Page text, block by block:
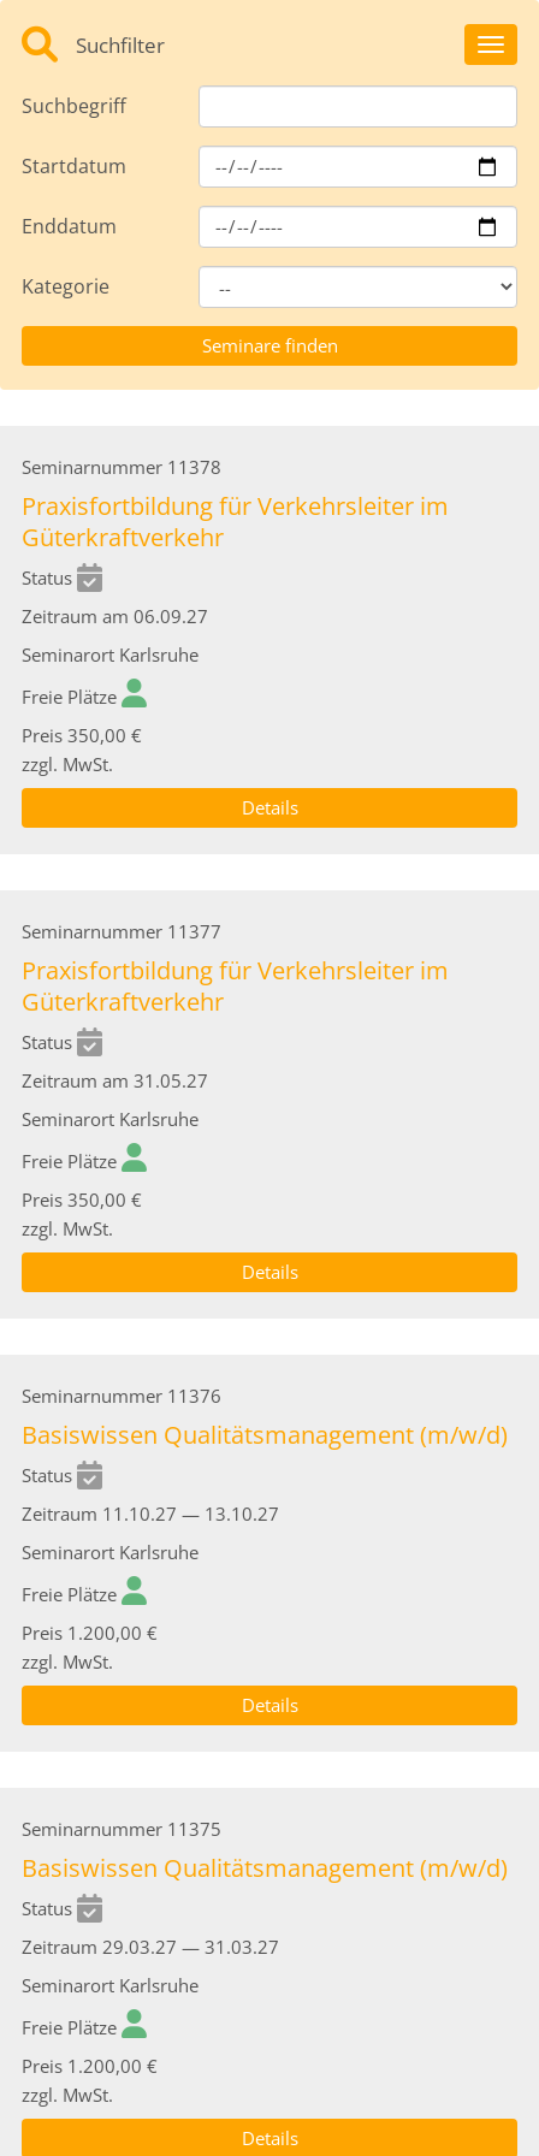
Suchfilter
Suchbegriff
Startdatum
Enddatum
Kategorie
Seminarnummer 11378
Praxisfortbildung für Verkehrsleiter im
Güterkraftverkehr
Status
Zeitraum am 06.09.27
Seminarort Karlsruhe
Freie Plätze
Preis 350,00 €
zzgl. MwSt.
Details
Seminarnummer 11377
Praxisfortbildung für Verkehrsleiter im
Güterkraftverkehr
Status
Zeitraum am 31.05.27
Seminarort Karlsruhe
Freie Plätze
Preis 350,00 €
zzgl. MwSt.
Details
Seminarnummer 11376
Basiswissen Qualitätsmanagement (m/w/d)
Status
Zeitraum 11.10.27 — 13.10.27
Seminarort Karlsruhe
Freie Plätze
Preis 1.200,00 €
zzgl. MwSt.
Details
Seminarnummer 11375
Basiswissen Qualitätsmanagement (m/w/d)
Status
Zeitraum 29.03.27 — 31.03.27
Seminarort Karlsruhe
Freie Plätze
Preis 1.200,00 €
zzgl. MwSt.
Details